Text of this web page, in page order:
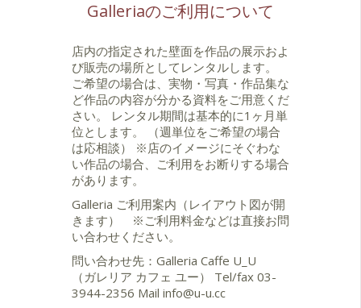
Galleriaのご利用について
店内の指定された壁面を作品の展示およ
び販売の場所としてレンタルします。
ご希望の場合は、実物・写真・作品集な
ど作品の内容が分かる資料をご用意くだ
さい。 レンタル期間は基本的に1ヶ月単
位とします。 （週単位をご希望の場合
は応相談） ※店のイメージにそぐわな
い作品の場合、ご利用をお断りする場合
があります。
Galleria ご利用案内（レイアウト図が開
きます）
※ご利用料金などは直接お問
い合わせください。
問い合わせ先：Galleria Caffe U_U
（ガレリア カフェ ユー） Tel/fax 03-
3944-2356 Mail info@u-u.cc